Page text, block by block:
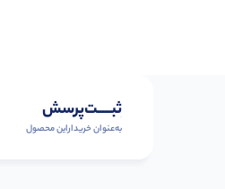
ثبـــــت‌پرسش
به‌عنوان ‌خریدار‌این‌ محصول